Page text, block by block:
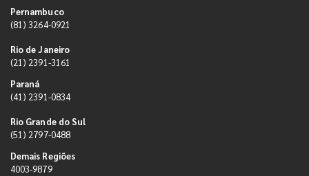
Pernambuco
(81) 3264-0921
Rio de Janeiro
(21) 2391-3161
Paraná
(41) 2391-0834
Rio Grande do Sul
(51) 2797-0488
Demais Regiões
4003-9879